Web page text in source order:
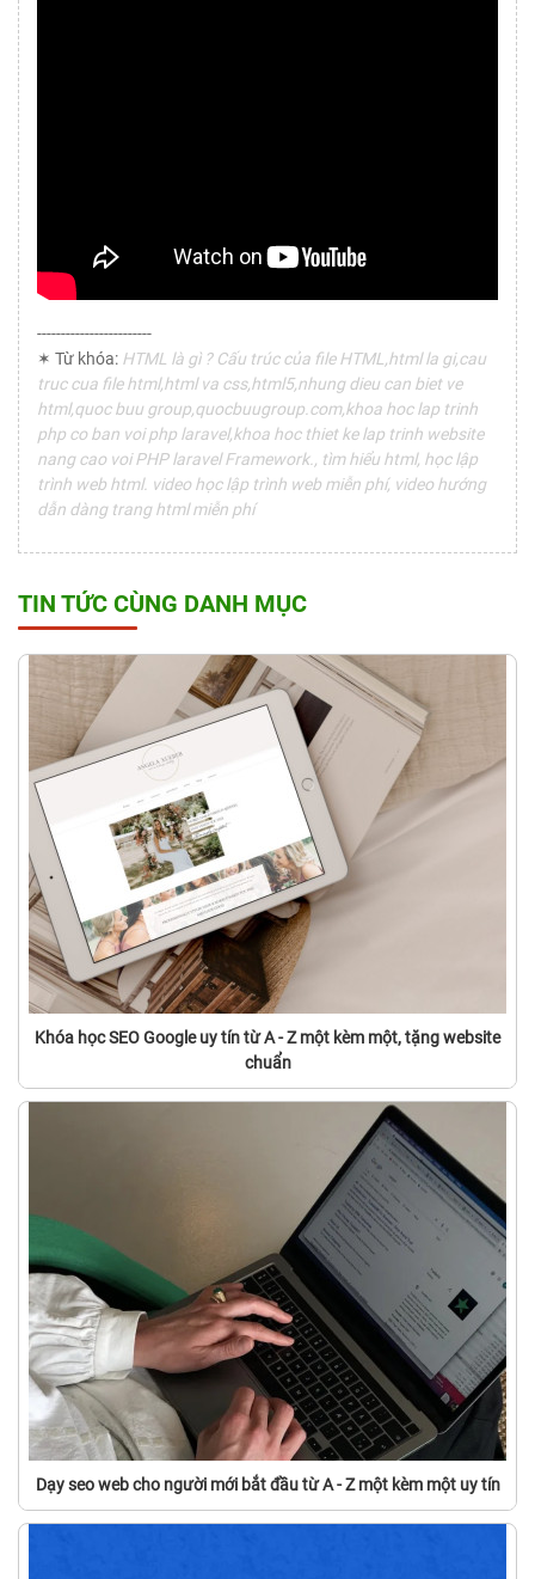
------------------------
✶ Từ khóa: HTML là gì ? Cấu trúc của file HTML,html la gi,cau
truc cua file html,html va css,html5,nhung dieu can biet ve
html,quoc buu group,quocbuugroup.com,khoa hoc lap trinh
php co ban voi php laravel,khoa hoc thiet ke lap trinh website
nang cao voi PHP laravel Framework., tìm hiểu html, học lập
trình web html. video học lập trình web miễn phí, video hướng
dẫn dàng trang html miễn phí
TIN TỨC CÙNG DANH MỤC
Khóa học SEO Google uy tín từ A - Z một kèm một, tặng website
chuẩn
Dạy seo web cho người mới bắt đầu từ A - Z một kèm một uy tín